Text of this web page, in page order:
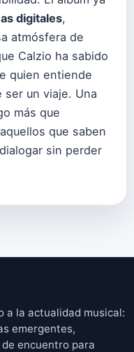
digitales,
atmósfera de
Calzio ha sabido
quien entiende
ser un viaje. Una
más que
que saben
sin perder
a la actualidad musical:
emergentes,
encuentro para